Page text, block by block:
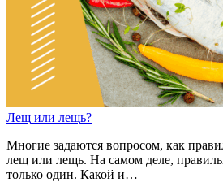
Лещ или лещь?
Многие задаются вопросом, как
лещ или лещь. На самом деле,
только один. Какой и…